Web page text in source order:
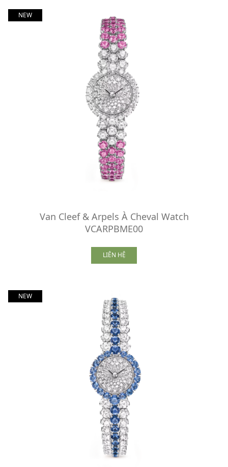
NEW
Van Cleef & Arpels À Cheval Watch
VCARPBME00
LIÊN HỆ
NEW